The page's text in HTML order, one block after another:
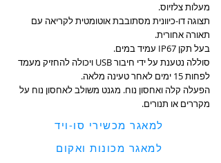
מעלות צלזיוס.
תצוגה דו-כיוונית מסתובבת אוטומטית לקריאה עם
תאורה אחורית.
בעל תקן IP67 עמיד במים.
סוללה נטענת על ידי חיבור USB ויכולה להחזיק מעמד
לפחות 15 ימים לאחר טעינה מלאה.
הפעלה קלה ואחסון נוח. מגנט משולב לאחסון נוח על
מקררים או תנורים.
למאגר מכשירי סו-ויד
למאגר מכונות ואקום